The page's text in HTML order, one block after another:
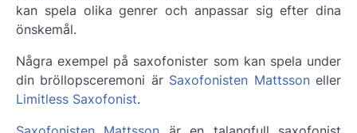
kan spela olika genrer och anpassar sig efter dina
önskemål.
Några exempel på saxofonister som kan spela under
din bröllopsceremoni är Saxofonisten Mattssoneller
Limitless Saxofonist.